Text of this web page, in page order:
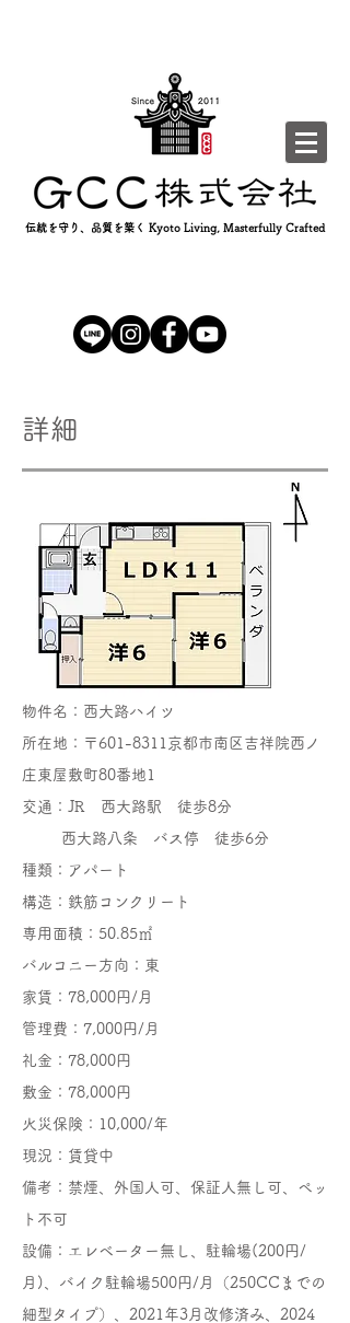
伝統を守り、品質を築く Kyoto Living, Masterfully Crafted
詳細
物件名：西大路ハイツ
所在地：〒601-8311 京都市南区吉祥院西ノ
庄東屋敷町80番地1
交通：JR 西大路駅 徒歩8分
西大路八条 バス停 徒歩6分
種類：アパート
構造：鉄筋コンクリート
専用面積：50.85㎡
バルコニー方向：東
​家賃：78,000円/月
管理費：7,000円/月
礼金：78,000円
敷金：78,000円
火災保険：10,000/年
現況：賃貸中
備考：禁煙、外国人可、保証人無し可、ペッ
ト不可
設備：​​​エレベーター無し、駐輪場(200円/
月)、バイク駐輪場500円/月（250CCまでの
細型タイプ）、2021年3月改修済み、2024